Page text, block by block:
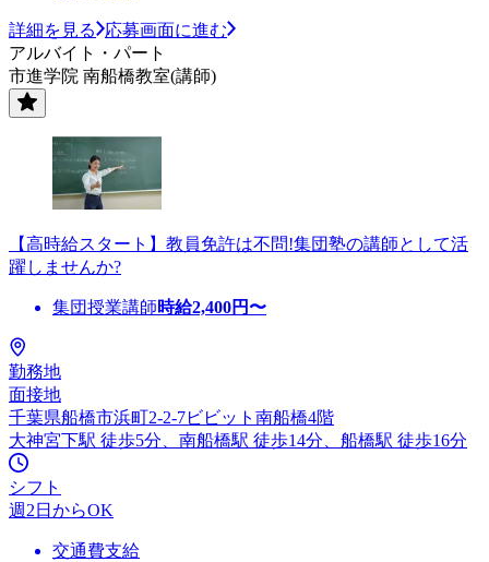
詳細を見る
応募画面に進む
アルバイト・パート
市進学院 南船橋教室(講師)
【高時給スタート】教員免許は不問!集団塾の講師として活
躍しませんか?
集団授業講師時給2,400円〜
勤務地
面接地
千葉県船橋市浜町2-2-7ビビット南船橋4階
大神宮下駅 徒歩5分、南船橋駅 徒歩14分、船橋駅 徒歩16分
シフト
週2日からOK
交通費支給